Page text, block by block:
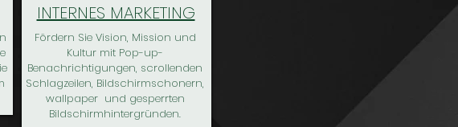
INTERNES MARKETING
Fördern Sie Vision, Mission und
Kultur mit Pop-up-
Benachrichtigungen, scrollenden
Schlagzeilen, Bildschirmschonern,
wallpaper und gesperrten
Bildschirmhintergründen.